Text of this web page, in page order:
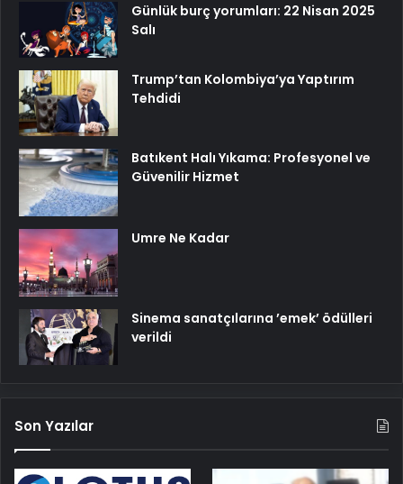
Günlük burç yorumları: 22 Nisan 2025
Salı
Trump’tan Kolombiya’ya Yaptırım
Tehdidi
Batıkent Halı Yıkama: Profesyonel ve
Güvenilir Hizmet
Umre Ne Kadar
Sinema sanatçılarına ’emek’ ödülleri
verildi
Son Yazılar